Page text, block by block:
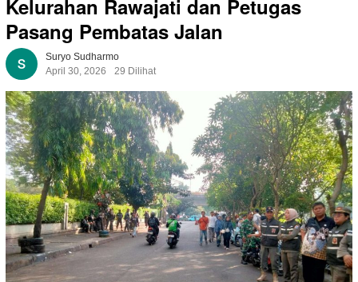
Kelurahan Rawajati dan Petugas
Pasang Pembatas Jalan
Suryo Sudharmo
April 30, 2026
29 Dilihat